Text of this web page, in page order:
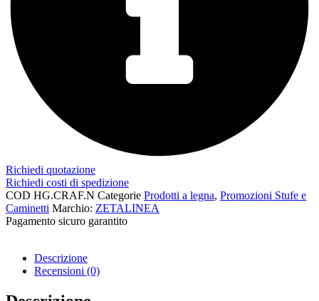
Richiedi quotazione
Richiedi costi di spedizione
COD HG.CRAF.N Categorie Prodotti a legna, Promozioni Stufe e
Caminetti Marchio: ZETALINEA
Pagamento sicuro garantito​
Descrizione
Recensioni (0)